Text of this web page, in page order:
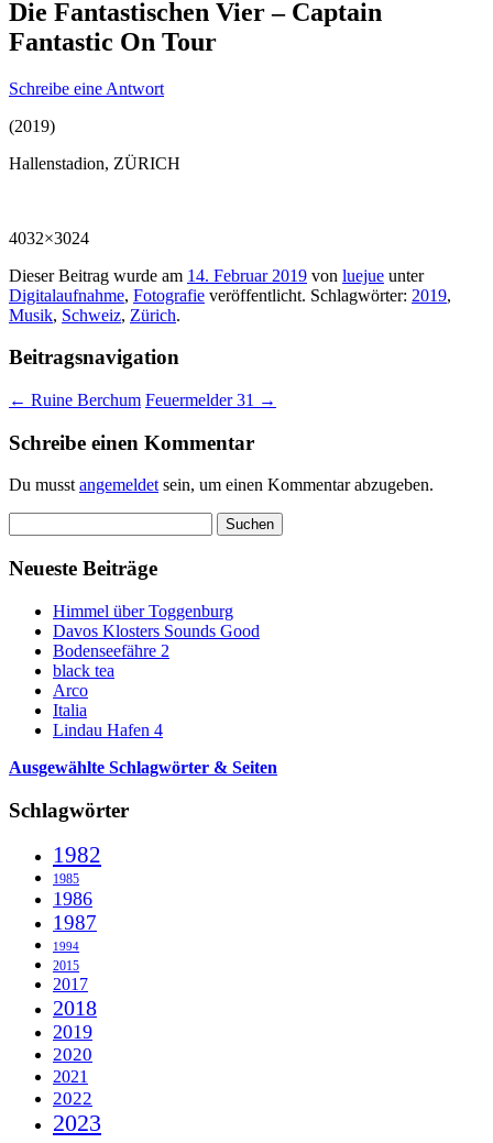
Die Fantastischen Vier – Captain
Fantastic On Tour
Schreibe eine Antwort
(2019)
Hallenstadion, ZÜRICH
4032×3024
Dieser Beitrag wurde am 14. Februar 2019 von luejue unter
Digitalaufnahme, Fotografie veröffentlicht. Schlagwörter: 2019,
Musik, Schweiz, Zürich.
Beitragsnavigation
← Ruine Berchum Feuermelder 31 →
Schreibe einen Kommentar
Du musstangemeldetsein, um einen Kommentar abzugeben.
nach:
Neueste Beiträge
Himmel über Toggenburg
Davos Klosters Sounds Good
Bodenseefähre 2
black tea
Arco
Italia
Lindau Hafen 4
Ausgewählte Schlagwörter & Seiten
Schlagwörter
1982
1985
1986
1987
1994
2015
2017
2018
2019
2020
2021
2022
2023